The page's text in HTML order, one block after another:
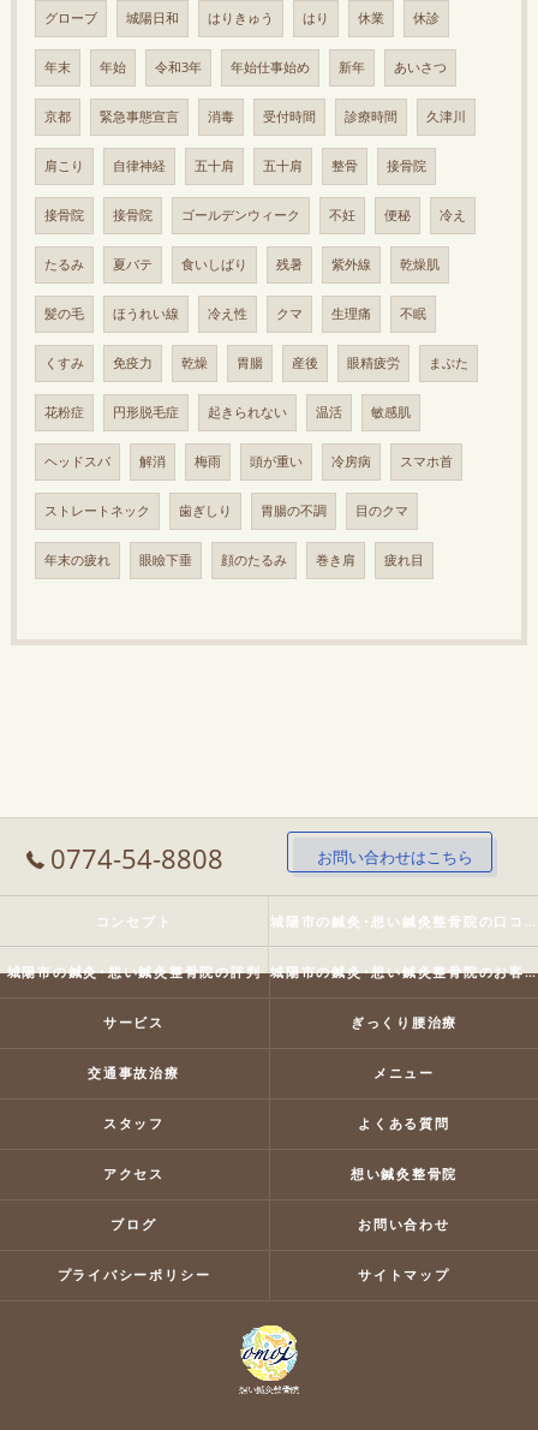
グローブ 城陽日和 はりきゅう はり 休業 休診
年末 年始 令和3年 年始仕事始め 新年 あいさつ
京都 緊急事態宣言 消毒 受付時間 診療時間 久津川
肩こり 自律神経 五十肩 五十肩 整骨 接骨院
接骨院 接骨院 ゴールデンウィーク 不妊 便秘 冷え
たるみ 夏バテ 食いしばり 残暑 紫外線 乾燥肌
髪の毛 ほうれい線 冷え性 クマ 生理痛 不眠
くすみ 免疫力 乾燥 胃腸 産後 眼精疲労 まぶた
花粉症 円形脱毛症 起きられない 温活 敏感肌
ヘッドスパ 解消 梅雨 頭が重い 冷房病 スマホ首
ストレートネック 歯ぎしり 胃腸の不調 目のクマ
年末の疲れ 眼瞼下垂 顔のたるみ 巻き肩 疲れ目
0774-54-8808 お問い合わせはこちら
コンセプト 城陽市の鍼灸･想い鍼灸整骨院の口コミ情報
城陽市の鍼灸･想い鍼灸整骨院の評判 城陽市の鍼灸･想い鍼灸整骨院のお客様の声
サービス ぎっくり腰治療
交通事故治療 メニュー
スタッフ よくある質問
アクセス 想い鍼灸整骨院
ブログ お問い合わせ
プライバシーポリシー サイトマップ